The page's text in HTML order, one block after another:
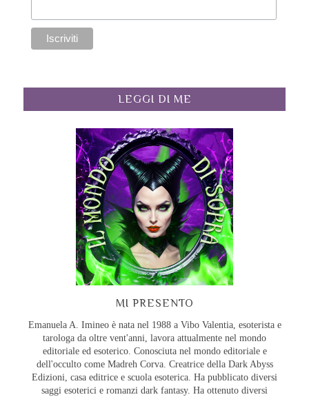
LEGGI DI ME
MI PRESENTO
Emanuela A. Imineo è nata nel 1988 a Vibo Valentia, esoterista e
tarologa da oltre vent'anni, lavora attualmente nel mondo
editoriale ed esoterico. Conosciuta nel mondo editoriale e
dell'occulto come Madreh Corva. Creatrice della Dark Abyss
Edizioni, casa editrice e scuola esoterica. Ha pubblicato diversi
saggi esoterici e romanzi dark fantasy. Ha ottenuto diversi